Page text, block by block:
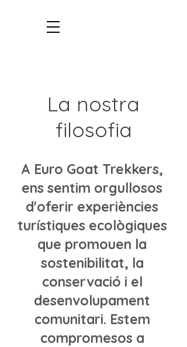
La nostra
filosofia
A Euro Goat Trekkers,
ens sentim orgullosos
d'oferir experiències
turístiques ecològiques
que promouen la
sostenibilitat, la
conservació i el
desenvolupament
comunitari. Estem
compromesos a